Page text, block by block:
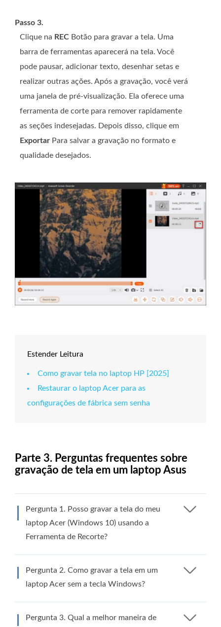
Passo 3.
Clique na REC Botão para gravar a tela. Uma
barra de ferramentas aparecerá na tela. Você
pode pausar, adicionar texto, desenhar setas e
realizar outras ações. Após a gravação, você verá
uma janela de pré-visualização. Ela oferece uma
ferramenta de corte para remover rapidamente
as seções indesejadas. Depois disso, clique em
Exportar Para salvar a gravação no formato e
qualidade desejados.
Estender Leitura
Como gravar tela no laptop HP [2025]
Restaurar o laptop Acer para as
configurações de fábrica sem senha
Parte 3. Perguntas frequentes sobre
gravação de tela em um laptop Asus
Pergunta 1. Posso gravar a tela do meu
laptop Acer (Windows 10) usando a
Ferramenta de Recorte?
Pergunta 2. Como gravar a tela em um
laptop Acer sem a tecla Windows?
Pergunta 3. Qual a melhor maneira de